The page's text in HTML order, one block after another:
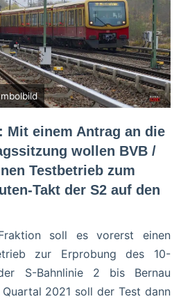
Mit einem Antrag an die
wollen BVB /
Testbetrieb zum
Takt der S2 auf den
soll es vorerst einen
zur Erprobung des 10-
S-Bahnlinie 2 bis Bernau
2021 soll der Test dann